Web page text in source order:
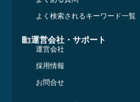
よく検索されるキーワード一覧
運営会社・サポート
運営会社
採用情報
お問合せ